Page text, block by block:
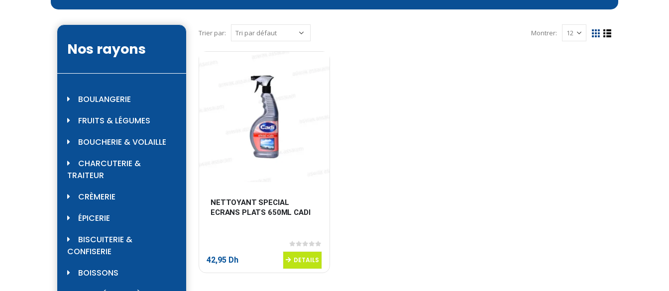
Trier par: Montrer:
NETTOYANT SPECIAL
ECRANS PLATS 650ML CADI
0sur 5
42,95 Dh DETAILS
Nos rayons
BOULANGERIE
FRUITS & LÉGUMES
BOUCHERIE & VOLAILLE
CHARCUTERIE &
TRAITEUR
CRÈMERIE
ÉPICERIE
BISCUITERIE &
CONFISERIE
BOISSONS